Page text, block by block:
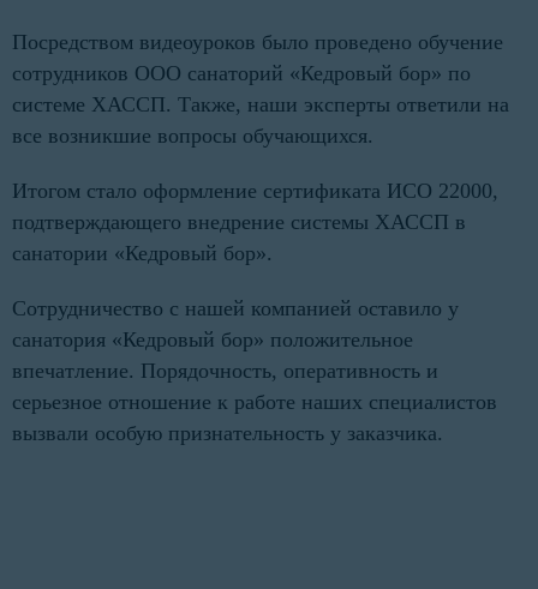
Посредством видеоуроков было проведено обучение
сотрудников ООО санаторий «Кедровый бор» по
системе ХАССП. Также, наши эксперты ответили на
все возникшие вопросы обучающихся.
Итогом стало оформление сертификата ИСО 22000,
подтверждающего внедрение системы ХАССП в
санатории «Кедровый бор».
Сотрудничество с нашей компанией оставило у
санатория «Кедровый бор» положительное
впечатление. Порядочность, оперативность и
серьезное отношение к работе наших специалистов
вызвали особую признательность у заказчика.